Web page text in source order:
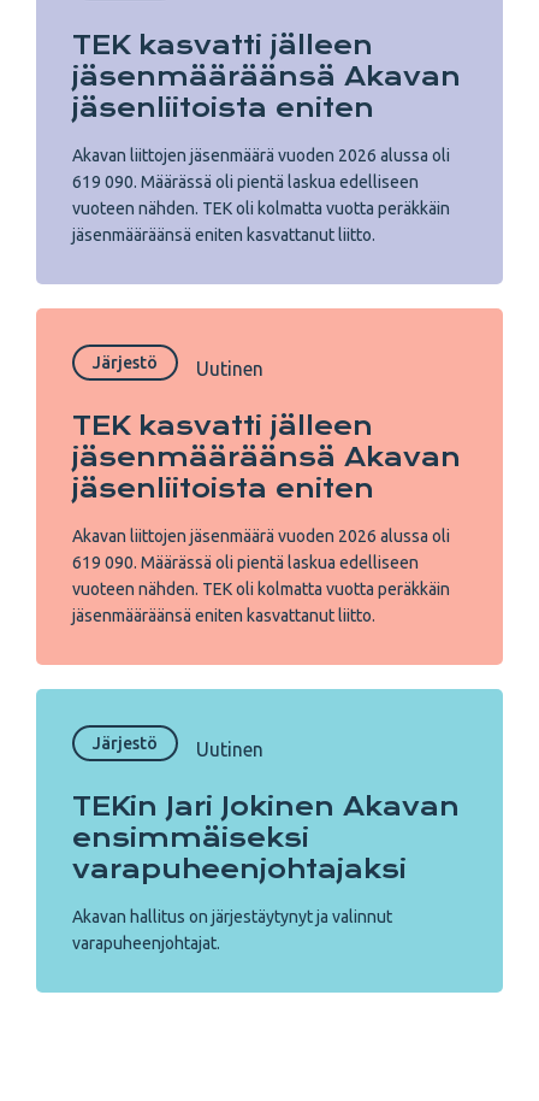
TEK kasvatti jälleen
jäsenmääräänsä Akavan
jäsenliitoista eniten
Akavan liittojen jäsenmäärä vuoden 2026 alussa oli
619 090. Määrässä oli pientä laskua edelliseen
vuoteen nähden. TEK oli kolmatta vuotta peräkkäin
jäsenmääräänsä eniten kasvattanut liitto.
Järjestö Uutinen
TEK kasvatti jälleen
jäsenmääräänsä Akavan
jäsenliitoista eniten
Akavan liittojen jäsenmäärä vuoden 2026 alussa oli
619 090. Määrässä oli pientä laskua edelliseen
vuoteen nähden. TEK oli kolmatta vuotta peräkkäin
jäsenmääräänsä eniten kasvattanut liitto.
Järjestö Uutinen
TEKin Jari Jokinen Akavan
ensimmäiseksi
varapuheenjohtajaksi
Akavan hallitus on järjestäytynyt ja valinnut
varapuheenjohtajat.